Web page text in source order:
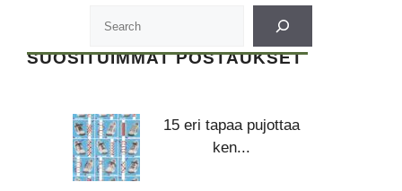
SUOSITUIMMAT POSTAUKSET
15 eri tapaa pujottaa
ken...